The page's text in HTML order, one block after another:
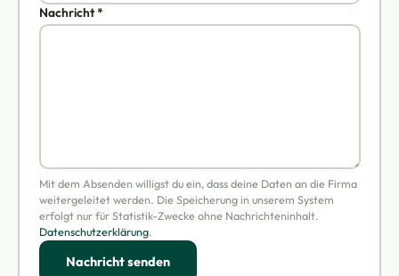
Nachricht *
Mit dem Absenden willigst du ein, dass deine Daten an die Firma
weitergeleitet werden. Die Speicherung in unserem System
erfolgt nur für Statistik-Zwecke ohne Nachrichteninhalt.
Datenschutzerklärung.
Nachricht senden